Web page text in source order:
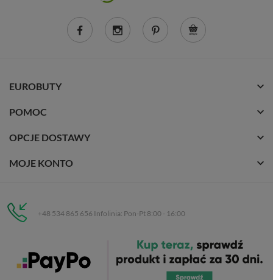
EUROBUTY
POMOC
OPCJE DOSTAWY
MOJE KONTO
+48 534 865 656 Infolinia: Pon-Pt 8:00 - 16:00
C.H. Respan, Rejtana 53a/250
35-326 Rzeszów